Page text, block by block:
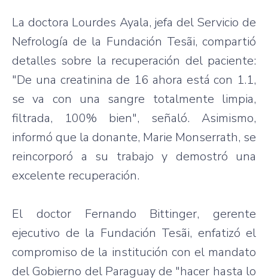
La doctora Lourdes Ayala, jefa del Servicio de
Nefrología de la Fundación Tesãi, compartió
detalles sobre la recuperación del paciente:
"De una creatinina de 16 ahora está con 1.1,
se va con una sangre totalmente limpia,
filtrada, 100% bien", señaló. Asimismo,
informó que la donante, Marie Monserrath, se
reincorporó a su trabajo y demostró una
excelente recuperación.
El doctor Fernando Bittinger, gerente
ejecutivo de la Fundación Tesãi, enfatizó el
compromiso de la institución con el mandato
del Gobierno del Paraguay de "hacer hasta lo